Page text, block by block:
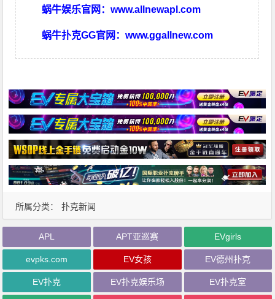
蜗牛娱乐官网：www.allnewapl.com
蜗牛扑克GG官网：www.ggallnew.com
所属分类： 扑克新闻
APL APT亚巡赛 EVgirls
evpks.com EV女孩 EV德州扑克
EV扑克 EV扑克娱乐场 EV扑克室